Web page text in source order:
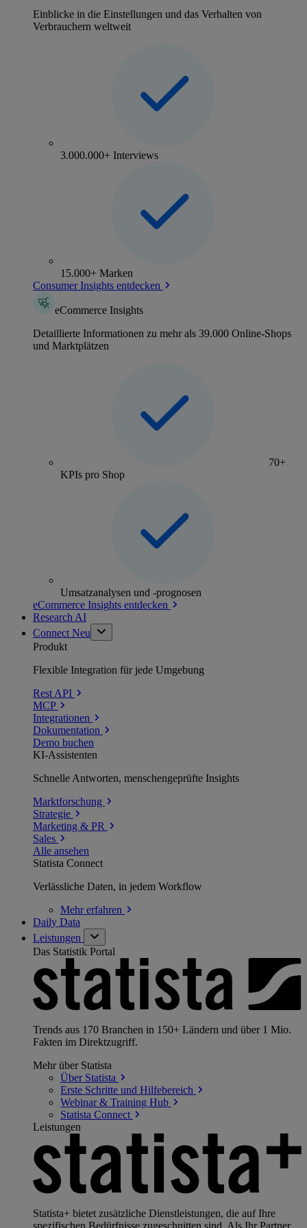
Einblicke in die Einstellungen und das Verhalten von
Verbrauchern weltweit
3.000.000+ Interviews
15.000+ Marken
Consumer Insights entdecken
eCommerce Insights
Detaillierte Informationen zu mehr als 39.000 Online-Shops
und Marktplätzen
70+
KPIs pro Shop
Umsatzanalysen und -prognosen
eCommerce Insights entdecken
Research AI
Connect Neu
Produkt
Flexible Integration für jede Umgebung
Rest API
MCP
Integrationen
Dokumentation
Demo buchen
KI-Assistenten
Schnelle Antworten, menschengeprüfte Insights
Marktforschung
Strategie
Marketing & PR
Sales
Alle ansehen
Statista Connect
Verlässliche Daten, in jedem Workflow
Mehrerfahren
Daily Data
Leistungen
Das Statistik Portal
Trends aus 170 Branchen in 150+ Ländern und über 1 Mio.
Fakten im Direktzugriff.
Mehr über Statista
Über Statista
Erste Schritte und Hilfebereich
Webinar & Training Hub
Statista Connect
Leistungen
Statista+ bietet zusätzliche Dienstleistungen, die auf Ihre
spezifischen Bedürfnisse zugeschnitten sind. Als Ihr Partner